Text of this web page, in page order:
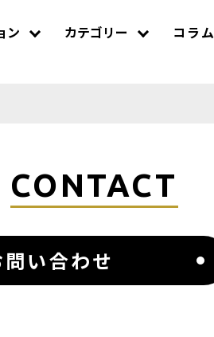
ン カテゴリー コラム
CONTACT
問い合わせ